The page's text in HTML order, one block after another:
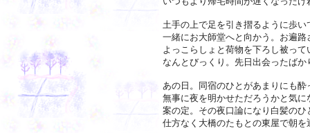
土手の上で足を引き摺るように歩
一緒にお大師堂へと向かう。お遍
よっこらしょと荷物を下ろし被っ
なんとびっくり。先日出会ったば
あの日。同宿のひとがあまりにも酔
無事に夜を明かせただろうかと気
案の定。その夜口論になり白髪の
仕方なく大橋のたもとの東屋で朝